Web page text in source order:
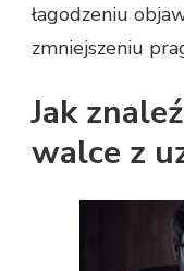
łagodzeniu
zmniejszeniu
Jak
walce z